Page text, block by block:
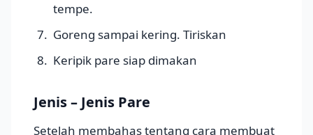
tempe.
Goreng sampai kering. Tiriskan
Keripik pare siap dimakan
Jenis – Jenis Pare
Setelah membahas tentang cara membuat